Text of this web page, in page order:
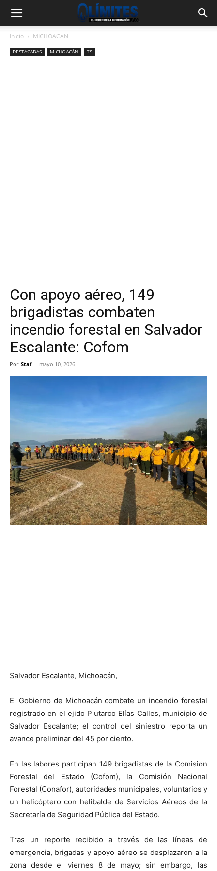
Inicio MICHOACÁN
DESTACADAS MICHOACÁN TS
Con apoyo aéreo, 149
brigadistas combaten
incendio forestal en Salvador
Escalante: Cofom
Por Staf - mayo 10, 2026
Salvador Escalante, Michoacán,
El Gobierno de Michoacán combate un incendio forestal
registrado en el ejido Plutarco Elías Calles, municipio de
Salvador Escalante; el control del siniestro reporta un
avance preliminar del 45 por ciento.
En las labores participan 149 brigadistas de la Comisión
Forestal del Estado (Cofom), la Comisión Nacional
Forestal (Conafor), autoridades municipales, voluntarios y
un helicóptero con helibalde de Servicios Aéreos de la
Secretaría de Seguridad Pública del Estado.
Tras un reporte recibido a través de las líneas de
emergencia, brigadas y apoyo aéreo se desplazaron a la
zona desde el viernes 8 de mayo; sin embargo, las